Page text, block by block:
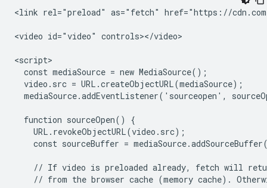
<link rel="preload" as="fetch" href="https://
<video id="video" controls></video>
<script>
  const mediaSource = new MediaSource();
  video.src = URL.createObjectURL(mediaSource);
mediaSource.addEventListener('sourceopen',
  function sourceOpen() {
    URL.revokeObjectURL(video.src);
const sourceBuffer =
// If video is preloaded already, fetch will
// from the browser cache (memory cache).